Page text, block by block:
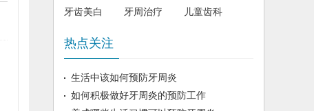
牙齿美白
牙周治疗 儿童齿科
热点关注
生活中该如何预防牙周炎
如何积极做好牙周炎的预防工作